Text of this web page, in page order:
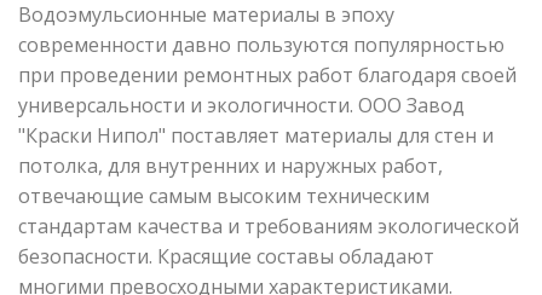
Водоэмульсионные материалы в эпоху
современности давно пользуются популярностью
при проведении ремонтных работ благодаря своей
универсальности и экологичности. ООО Завод
"Краски Нипол" поставляет материалы для стен и
потолка, для внутренних и наружных работ,
отвечающие самым высоким техническим
стандартам качества и требованиям экологической
безопасности. Красящие составы обладают
многими превосходными характеристиками.